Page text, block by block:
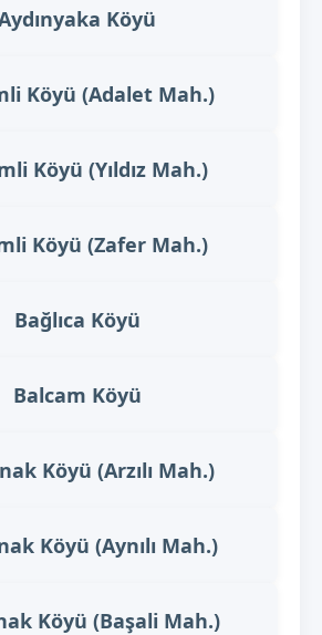
Köyü
Köyü (Adalet Mah.)
Köyü (Yıldız Mah.)
Köyü (Zafer Mah.)
Bağlıca Köyü
Balcam Köyü
Köyü (Arzılı Mah.)
Köyü (Aynılı Mah.)
Köyü (Başali Mah.)